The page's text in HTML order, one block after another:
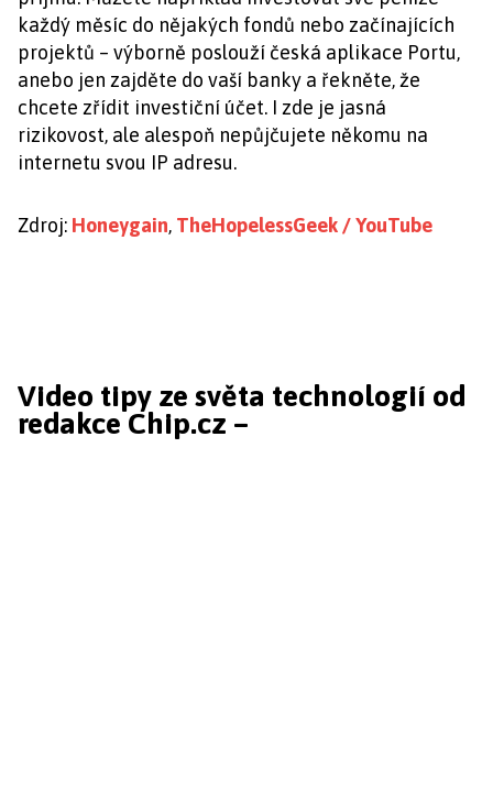
každý měsíc do nějakých fondů nebo začínajících
projektů – výborně poslouží česká aplikace Portu,
anebo jen zajděte do vaší banky a řekněte, že
chcete zřídit investiční účet. I zde je jasná
rizikovost, ale alespoň nepůjčujete někomu na
internetu svou IP adresu.
Zdroj: Honeygain, TheHopelessGeek / YouTube
Video tipy ze světa technologií od
redakce Chip.cz –